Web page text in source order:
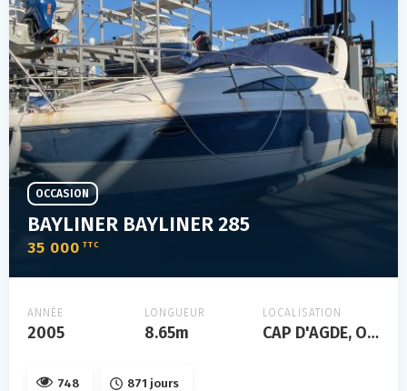
BAYLINER BAYLINER 285
35 000 TTC
OCCASION
ANNÉE
2005
LONGUEUR
8.65m
LOCALISATION
CAP D'AGDE, Occitanie, FRANCE
748 871 jours